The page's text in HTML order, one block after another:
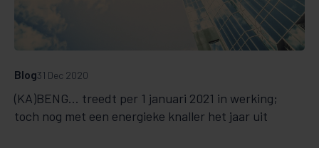
(KA)BENG... treedt per 1 januari 2021 in werking;
toch nog met een energieke knaller het jaar uit
Blog31 Dec 2020